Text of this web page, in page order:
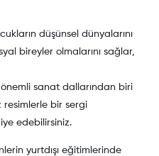
düşünsel dünyalarını
bireyler olmalarını sağlar,
önemli sanat dallarından biri
resimlerle bir sergi
edebilirsiniz.
yurtdışı eğitimlerinde